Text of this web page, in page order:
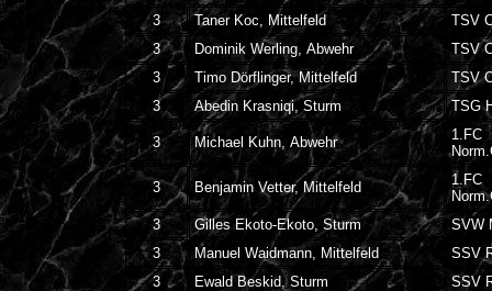
3
Taner Koc, Mittelfeld
TSV
3
Dominik Werling, Abwehr
TSV
3
Timo Dörflinger, Mittelfeld
TSV
3
Abedin Krasniqi, Sturm TSG
3 Michael Kuhn, Abwehr
1.FC
3 Benjamin Vetter, Mittelfeld
1.FC
3
Gilles Ekoto-Ekoto, Sturm
SVW
3
Manuel Waidmann, Mittelfeld
SSV
3
Ewald Beskid, Sturm
SSV